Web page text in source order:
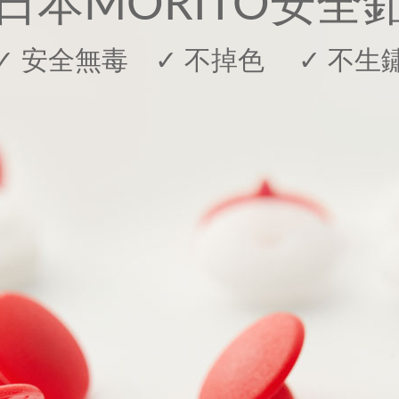
安全無毒 ✓ 不掉色 ✓ 不生